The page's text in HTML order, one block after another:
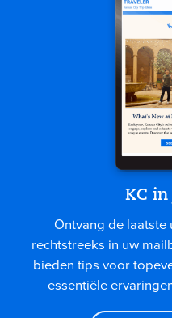
KC
Ontvang de laatste
rechtstreeks in uw
bieden tips voor
essentiële